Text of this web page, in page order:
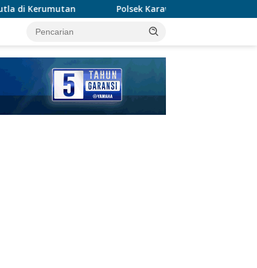
Polsek Karawaci Tangkap Pelaku Curanmor, Penadah Ikut